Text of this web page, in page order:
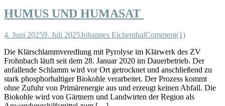
HUMUS UND HUMASAT
4. Juni 20259. Juli 2025Johannes EichenthalComment(1)
Die Klärschlammveredlung mit Pyrolyse im Klärwerk des ZV
Frohnbach läuft seit dem 28. Januar 2020 im Dauerbetrieb. Der
anfallende Schlamm wird vor Ort getrocknet und anschließend zu
stark phosphorhaltiger Biokohle verarbeitet. Der Prozess kommt
ohne Zufuhr von Primärenergie aus und erzeugt keinen Abfall. Die
Biokohle wird von Gärtnern und Landwirten der Region als